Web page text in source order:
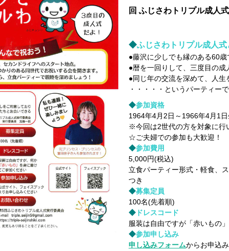
回 ふじさわトリプル成人
◆ふじさわトリプル成人式
●藤沢に少しでも縁のある60歳
●暦を一回りして、三度目の成
●同じ年の交流を深めて、人生
・・・・・というパーティーで
◆参加資格
1964年4月2日～1966年4月1
※今回は2世代の方を対象に行
☆ご夫婦での参加も大歓迎！
◆参加費用
5,000円(税込)
立食パーティー形式・軽食、
つき
◆募集定員
100名(先着順)
◆ ドレスコード
服装は自由ですが「赤いもの
◆参加申し込み
申し込みフォームからお申込